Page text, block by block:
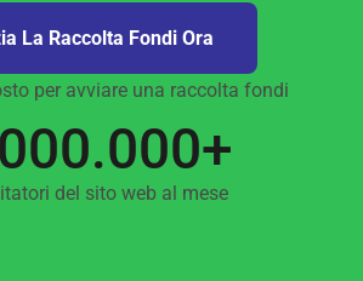
La Raccolta Fondi Ora
per avviare una raccolta fondi
del sito web al mese